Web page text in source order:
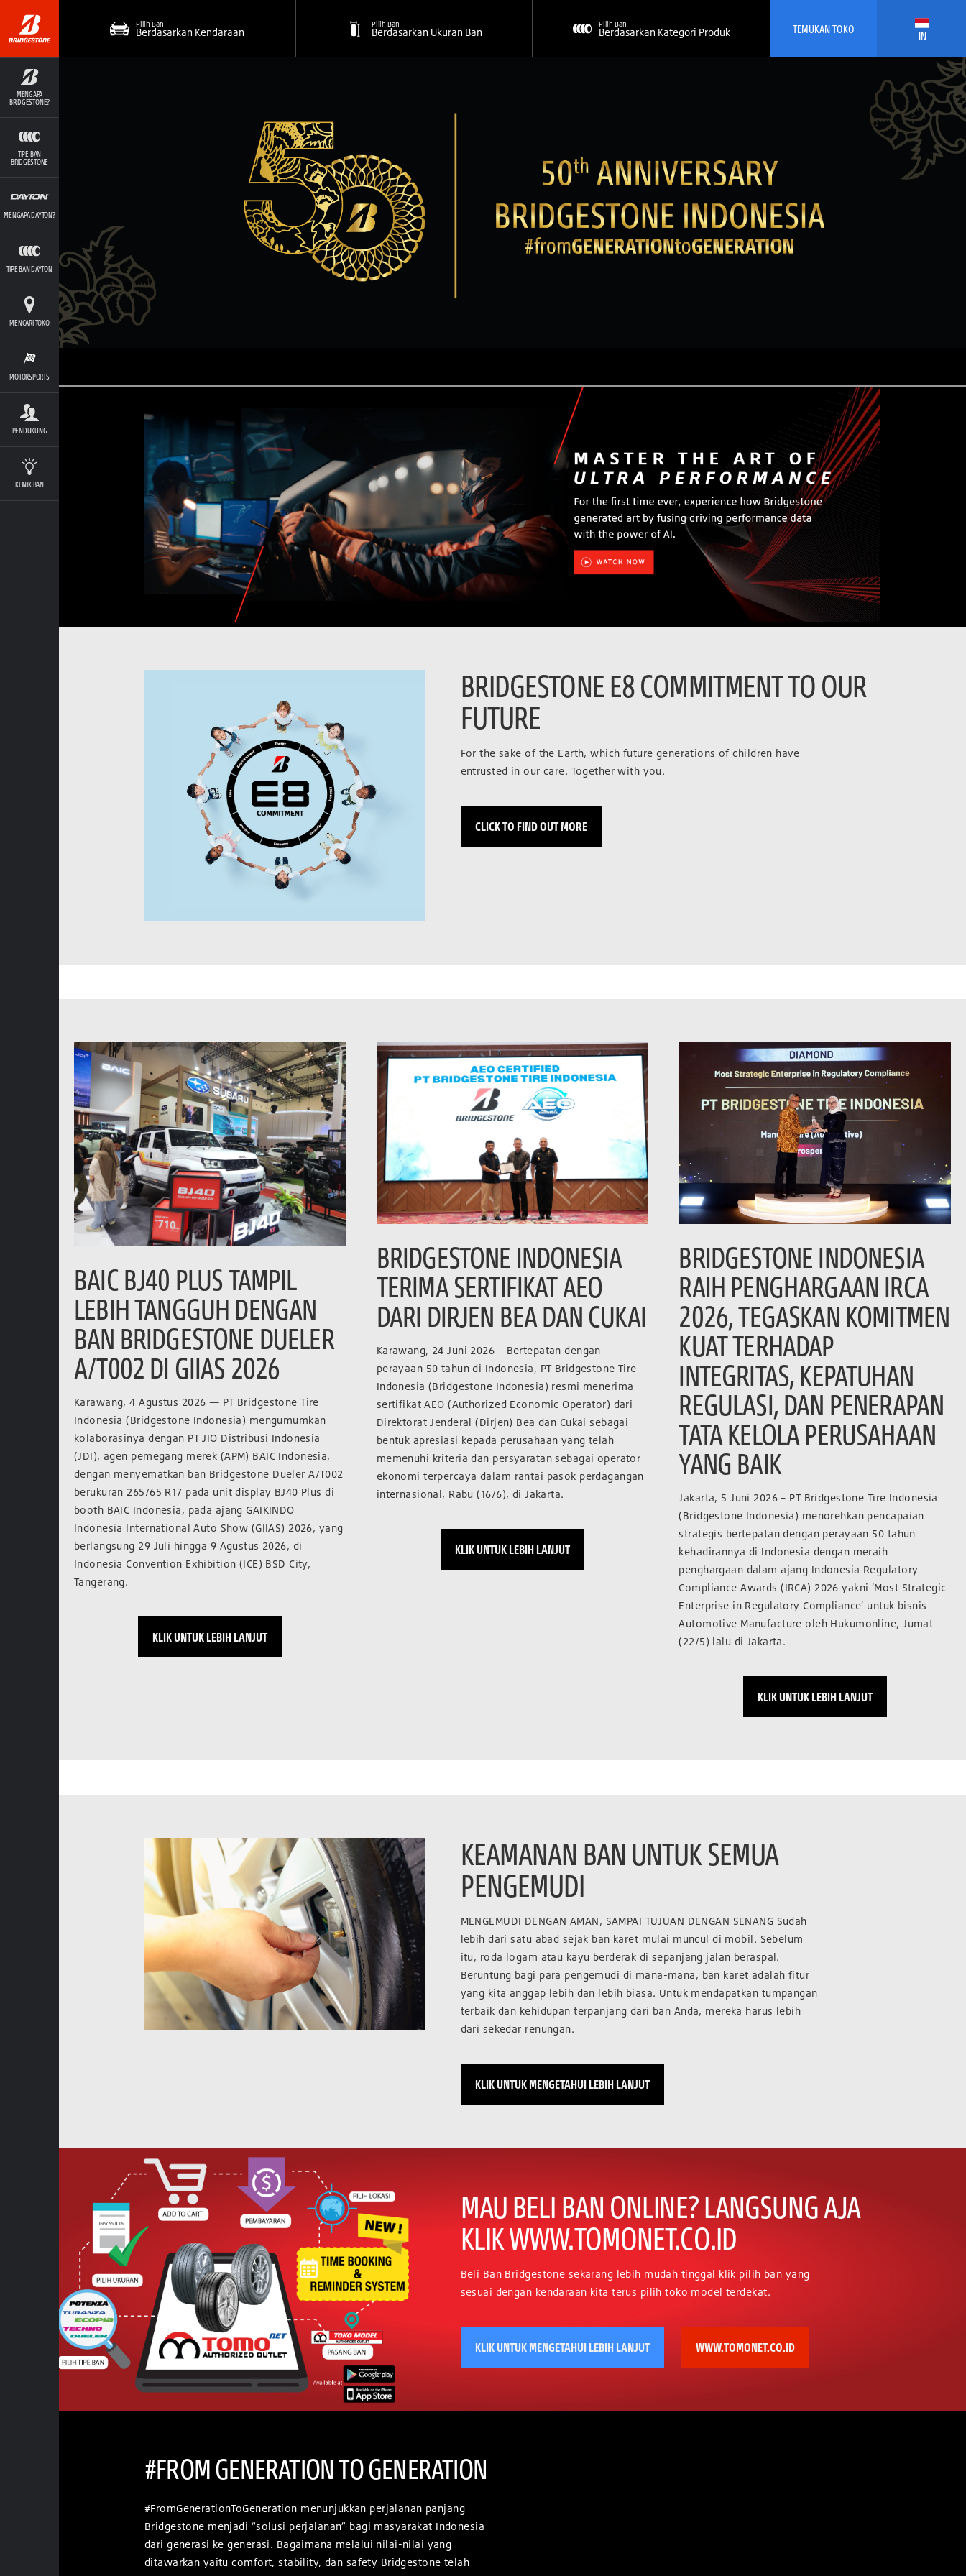
MENGAPA
BRIDGESTONE?
TIPE BAN
BRIDGESTONE
MENGAPA DAYTON?
TIPE BAN DAYTON
MENCARI TOKO
MOTORSPORTS
PENDUKUNG
KLINIK BAN
Pilih Ban
Berdasarkan Kendaraan
Pilih Ban
Berdasarkan Ukuran Ban
Pilih Ban
Berdasarkan Kategori Produk TEMUKAN TOKO IN
BRIDGESTONE E8 COMMITMENT TO OUR
FUTURE
For the sake of the Earth, which future generations of children have
entrusted in our care. Together with you.
CLICK TO FIND OUT MORE
BAIC BJ40 PLUS TAMPIL
LEBIH TANGGUH DENGAN
BAN BRIDGESTONE DUELER
A/T002 DI GIIAS 2026
Karawang, 4 Agustus 2026 — PT Bridgestone Tire
Indonesia (Bridgestone Indonesia) mengumumkan
kolaborasinya dengan PT JIO Distribusi Indonesia
(JDI), agen pemegang merek (APM) BAIC Indonesia,
dengan menyematkan ban Bridgestone Dueler A/T002
berukuran 265/65 R17 pada unit display BJ40 Plus di
booth BAIC Indonesia, pada ajang GAIKINDO
Indonesia International Auto Show (GIIAS) 2026, yang
berlangsung 29 Juli hingga 9 Agustus 2026, di
Indonesia Convention Exhibition (ICE) BSD City,
Tangerang.
KLIK UNTUK LEBIH LANJUT
BRIDGESTONE INDONESIA
TERIMA SERTIFIKAT AEO
DARI DIRJEN BEA DAN CUKAI
Karawang, 24 Juni 2026 – Bertepatan dengan
perayaan 50 tahun di Indonesia, PT Bridgestone Tire
Indonesia (Bridgestone Indonesia) resmi menerima
sertifikat AEO (Authorized Economic Operator) dari
Direktorat Jenderal (Dirjen) Bea dan Cukai sebagai
bentuk apresiasi kepada perusahaan yang telah
memenuhi kriteria dan persyaratan sebagai operator
ekonomi terpercaya dalam rantai pasok perdagangan
internasional, Rabu (16/6), di Jakarta.
KLIK UNTUK LEBIH LANJUT
BRIDGESTONE INDONESIA
RAIH PENGHARGAAN IRCA
2026, TEGASKAN KOMITMEN
KUAT TERHADAP
INTEGRITAS, KEPATUHAN
REGULASI, DAN PENERAPAN
TATA KELOLA PERUSAHAAN
YANG BAIK
Jakarta, 5 Juni 2026 – PT Bridgestone Tire Indonesia
(Bridgestone Indonesia) menorehkan pencapaian
strategis bertepatan dengan perayaan 50 tahun
kehadirannya di Indonesia dengan meraih
penghargaan dalam ajang Indonesia Regulatory
Compliance Awards (IRCA) 2026 yakni ‘Most Strategic
Enterprise in Regulatory Compliance’ untuk bisnis
Automotive Manufacture oleh Hukumonline, Jumat
(22/5) lalu di Jakarta.
KLIK UNTUK LEBIH LANJUT
KEAMANAN BAN UNTUK SEMUA
PENGEMUDI
MENGEMUDI DENGAN AMAN, SAMPAI TUJUAN DENGAN SENANG Sudah
lebih dari satu abad sejak ban karet mulai muncul di mobil. Sebelum
itu, roda logam atau kayu berderak di sepanjang jalan beraspal.
Beruntung bagi para pengemudi di mana-mana, ban karet adalah fitur
yang kita anggap lebih dan lebih biasa. Untuk mendapatkan tumpangan
terbaik dan kehidupan terpanjang dari ban Anda, mereka harus lebih
dari sekedar renungan.
KLIK UNTUK MENGETAHUI LEBIH LANJUT
MAU BELI BAN ONLINE? LANGSUNG AJA
KLIK WWW.TOMONET.CO.ID
Beli Ban Bridgestone sekarang lebih mudah tinggal klik pilih ban yang
sesuai dengan kendaraan kita terus pilih toko model terdekat.
KLIK UNTUK MENGETAHUI LEBIH LANJUT WWW.TOMONET.CO.ID
#FROM GENERATION TO GENERATION
#FromGenerationToGeneration menunjukkan perjalanan panjang
Bridgestone menjadi “solusi perjalanan” bagi masyarakat Indonesia
dari generasi ke generasi. Bagaimana melalui nilai-nilai yang
ditawarkan yaitu comfort, stability, dan safety Bridgestone telah